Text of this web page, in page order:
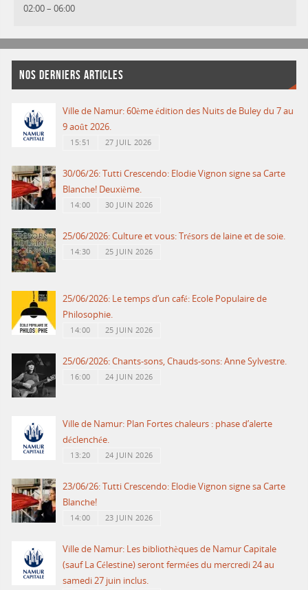
02:00– 06:00
NOS DERNIERS ARTICLES
Ville de Namur: 60ème édition des Nuits de Buley du 7 au
9 août 2026.
15:51 27 JUIL 2026
30/06/26: Tutti Crescendo: Elodie Vignon signe sa Carte
Blanche! Deuxième.
14:00 30 JUIN 2026
25/06/2026: Culture et vous: Trésors de laine et de soie.
14:30 25 JUIN 2026
25/06/2026: Le temps d’un café: Ecole Populaire de
Philosophie.
14:00 25 JUIN 2026
25/06/2026: Chants-sons, Chauds-sons: Anne Sylvestre.
16:00 24 JUIN 2026
Ville de Namur: Plan Fortes chaleurs : phase d’alerte
déclenchée.
13:20 24 JUIN 2026
23/06/26: Tutti Crescendo: Elodie Vignon signe sa Carte
Blanche!
14:00 23 JUIN 2026
Ville de Namur: Les bibliothèques de Namur Capitale
(sauf La Célestine) seront fermées du mercredi 24 au
samedi 27 juin inclus.